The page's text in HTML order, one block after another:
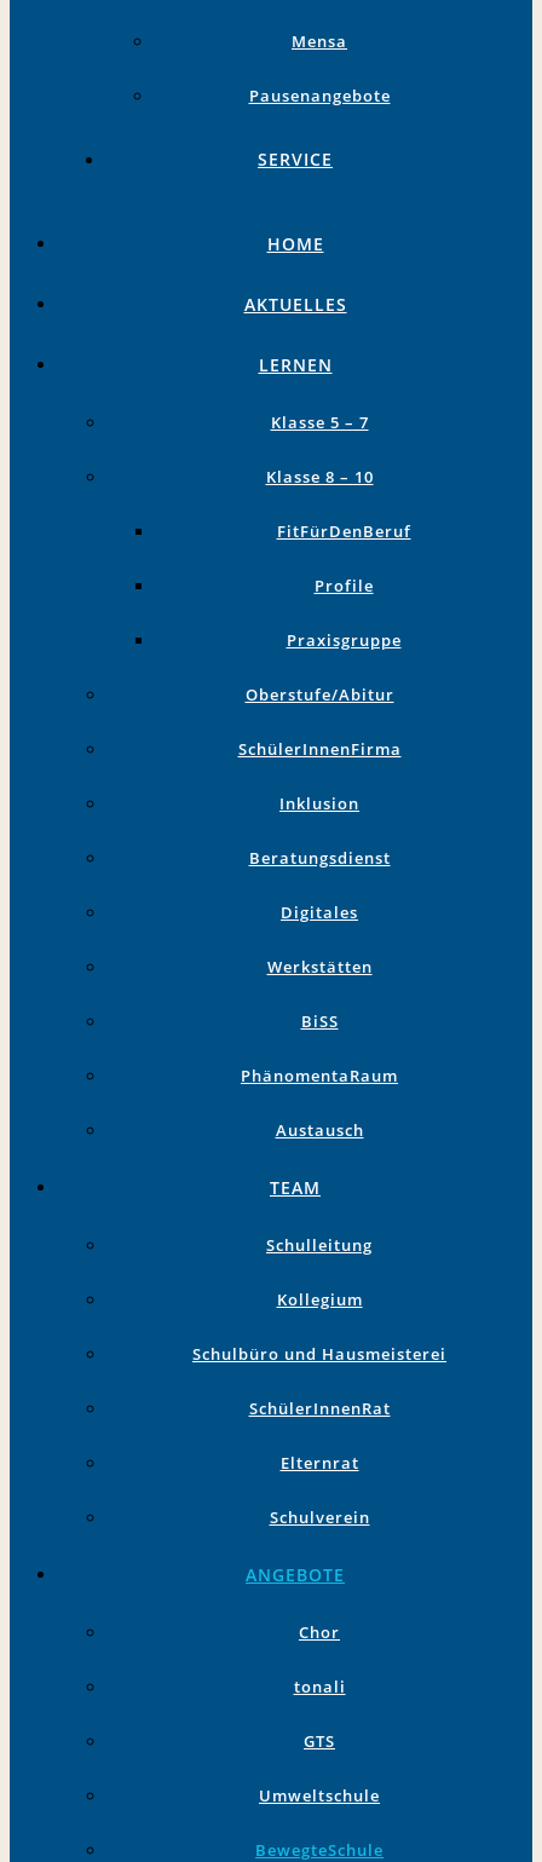
Mensa
Pausenangebote
SERVICE
HOME
AKTUELLES
LERNEN
Klasse 5 – 7
Klasse 8 – 10
FitFürDenBeruf
Profile
Praxisgruppe
Oberstufe/Abitur
SchülerInnenFirma
Inklusion
Beratungsdienst
Digitales
Werkstätten
BiSS
PhänomentaRaum
Austausch
TEAM
Schulleitung
Kollegium
Schulbüro und Hausmeisterei
SchülerInnenRat
Elternrat
Schulverein
ANGEBOTE
Chor
tonali
GTS
Umweltschule
BewegteSchule